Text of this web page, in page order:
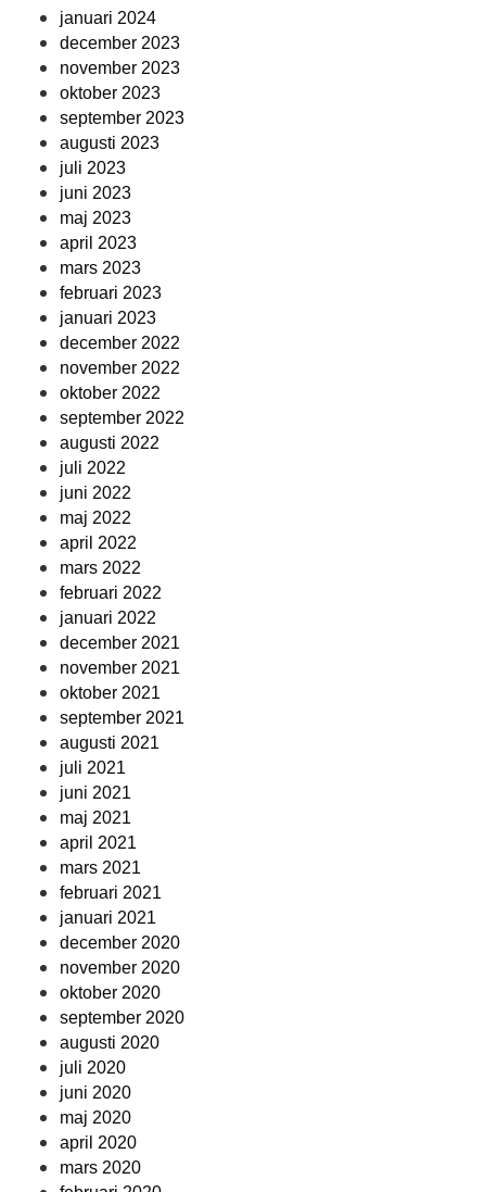
januari 2024
december 2023
november 2023
oktober 2023
september 2023
augusti 2023
juli 2023
juni 2023
maj 2023
april 2023
mars 2023
februari 2023
januari 2023
december 2022
november 2022
oktober 2022
september 2022
augusti 2022
juli 2022
juni 2022
maj 2022
april 2022
mars 2022
februari 2022
januari 2022
december 2021
november 2021
oktober 2021
september 2021
augusti 2021
juli 2021
juni 2021
maj 2021
april 2021
mars 2021
februari 2021
januari 2021
december 2020
november 2020
oktober 2020
september 2020
augusti 2020
juli 2020
juni 2020
maj 2020
april 2020
mars 2020